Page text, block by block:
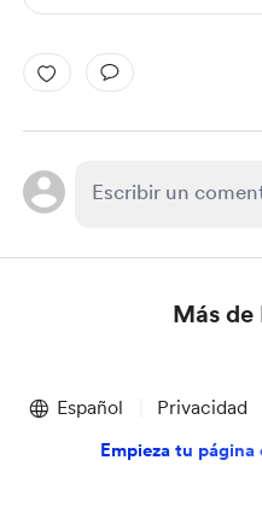
Más
of
Español Privacidad
Empieza tu página